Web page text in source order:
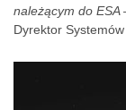
należącym do ESA
Dyrektor